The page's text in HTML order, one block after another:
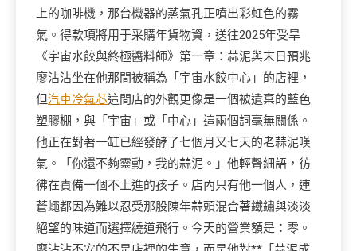
上的咖啡機，那台機器的蒸氣孔正噴出彩虹色的霧
氣。得款項將用于采購年貨物資，送往2025年受旱
《宇宙水餃與終極醬料師》第一章：蒜泥與末日預兆
廖沾沾坐在他那間被稱為「宇宙水餃中心」的店裡，
但汽車冷氣芯這間店的外觀更像是一個被遺棄的藍色
塑膠棚，與「宇宙」或「中心」這兩個詞毫無關係。
他正在對著一缸已經發酵了七個月又七天的老蒜泥嘆
氣。「你還不夠靈動，我的蒜泥。」他輕聲細語，彷
彿在責備一個不上進的孩子。店內只有他一個人，連
蒼蠅都因為難以忍受那股陳年蒜頭混合著鐵鏽與淡淡
絕望的味道而選擇繞道飛行。今天的營業額是：零。